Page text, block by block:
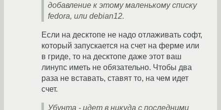
добавление к этому маленькому списку
fedora, или debian12.
Если на десктопе не надо отлаживать софт,
который запускается на счет на ферме или
в гриде, то на десктопе даже этот ваш
линупс иметь не обязательно. Чтобы два
раза не вставать, ставят то, на чем идет
счет.
Убунта - идет в никуда с последними